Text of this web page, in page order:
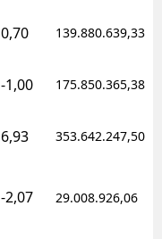
0,70 139.880.639,33
-1,00 175.850.365,38
6,93 353.642.247,50
-2,07 29.008.926,06